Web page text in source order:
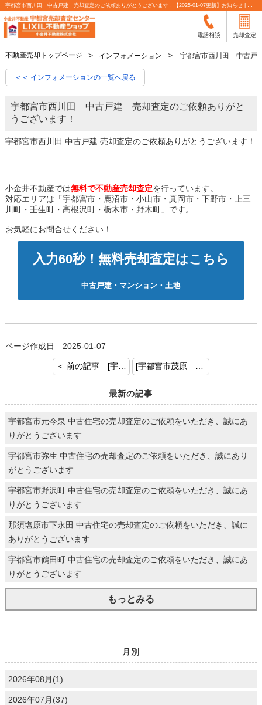
宇都宮市西川田 中古戸建 売却査定のご依頼ありがとうございます！【2025-01-07更新】お知らせ | 宇都宮市の不動産売却査定なら小金井不動産
電話相談 売却査定
不動産売却トップページ インフォメーション 宇都宮市西川田 中古戸
＜＜ インフォメーションの一覧へ戻る
宇都宮市西川田 中古戸建 売却査定のご依頼ありがと
うございます！
宇都宮市西川田 中古戸建 売却査定のご依頼ありがとうございます！
小金井不動産では無料で不動産売却査定を行っています。
対応エリアは「宇都宮市・鹿沼市・小山市・真岡市・下野市・上三
川町・壬生町・高根沢町・栃木市・野木町」です。
お気軽にお問合せください！
入力60秒！無料売却査定はこちら
中古戸建・マンション・土地
ページ作成日 2025-01-07
＜ 前の記事 [宇都宮市中岡本町 中古戸建 売却査定のご依頼ありがとうございます！]
最新の記事
宇都宮市元今泉 中古住宅の売却査定のご依頼をいただき、誠にあ
りがとうございます
宇都宮市弥生 中古住宅の売却査定のご依頼をいただき、誠にあり
がとうございます
宇都宮市野沢町 中古住宅の売却査定のご依頼をいただき、誠にあ
りがとうございます
那須塩原市下永田 中古住宅の売却査定のご依頼をいただき、誠に
ありがとうございます
宇都宮市鶴田町 中古住宅の売却査定のご依頼をいただき、誠にあ
りがとうございます
もっとみる
月別
2026年08月(1)
2026年07月(37)